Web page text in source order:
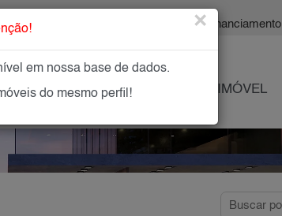
| Financiamento
IMOBILIÁRIAS OFEREÇA SEU IMÓVEL
×
em nossa base de dados.
do mesmo perfil!